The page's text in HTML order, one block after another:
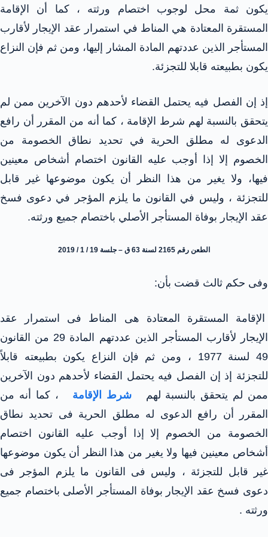
يكون ثمة محل لوجوب اختصام ورثته ، كما أن الإقامة
المستقرة المعتادة هي المناط في استمرار عقد الإيجار لأقارب
المستأجر الذين عددتهم المادة المشار إليها، ومن ثم فإن النزاع
يكون بطبيعته قابلا للتجزئة.
إذ إن الفصل فيه يحتمل القضاء لأحدهم دون الآخرين ممن لم
يتحقق بالنسبة لهم شرط الإقامة ، كما أنه من المقرر أن رافع
الدعوى له مطلق الحرية في تحديد نطاق الخصومة من
الخصوم إلا إذا أوجب عليه القانون اختصام أشخاص معينين
فيها، ولا يغير من هذا النظر أن يكون موضوعها غير قابل
للتجزئة ، وليس في القانون ما يلزم المؤجر في دعوى فسخ
عقد الإيجار بوفاة المستأجر الأصلي باختصام جميع ورثته.
الطعن رقم 2165 لسنة 63 ق – جلسة 19 / 1 / 2019
وفى حكم ثالث قضت بأن:
الإقامة المستقرة المعتادة هى المناط فى استمرار عقد
الإيجار لأقارب المستأجر الذين عددتهم المادة 29 من القانون
49 لسنة 1977 ، ومن ثم فإن النزاع يكون بطبيعته قابلاً
للتجزئة إذ إن الفصل فيه يحتمل القضاء لأحدهم دون الآخرين
ممن لم يتحقق بالنسبة لهم شرط الإقامة
، كما أنه من
المقرر أن رافع الدعوى له مطلق الحرية فى تحديد نطاق
الخصومة من الخصوم إلا إذا أوجب عليه القانون اختصام
أشخاص معينين فيها ولا يغير من هذا النظر أن يكون موضوعها
غير قابل للتجزئة ، وليس فى القانون ما يلزم المؤجر فى
دعوى فسخ عقد الإيجار بوفاة المستأجر الأصلى باختصام جميع
ورثته .